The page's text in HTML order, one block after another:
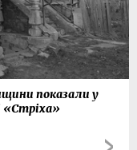
показали у
«Стріха»